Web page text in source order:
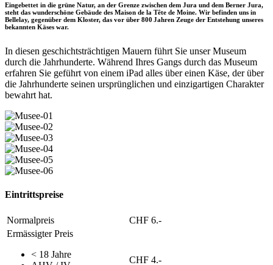
Eingebettet in die grüne Natur, an der Grenze zwischen dem Jura und dem Berner Jura,
steht das wunderschöne Gebäude des Maison de la Tête de Moine. Wir befinden uns in
Bellelay, gegenüber dem Kloster, das vor über 800 Jahren Zeuge der Entstehung unseres
bekannten Käses war.
In diesen geschichtsträchtigen Mauern führt Sie unser Museum
durch die Jahrhunderte. Während Ihres Gangs durch das Museum
erfahren Sie geführt von einem iPad alles über einen Käse, der über
die Jahrhunderte seinen ursprünglichen und einzigartigen Charakter
bewahrt hat.
Eintrittspreise
Normalpreis
CHF 6.-
Ermässigter Preis
< 18 Jahre
CHF 4.-